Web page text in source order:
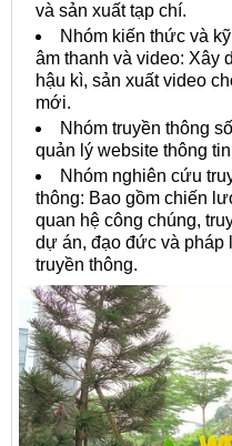
và sản xuất tạp chí.
Nhóm kiến thức và
âm thanh và video: Xây
hậu kì, sản xuất video
mới.
Nhóm truyền thông
quản lý website thông
Nhóm nghiên cứu
thông: Bao gồm chiến
quan hệ công chúng,
dự án, đạo đức và pháp
truyền thông.